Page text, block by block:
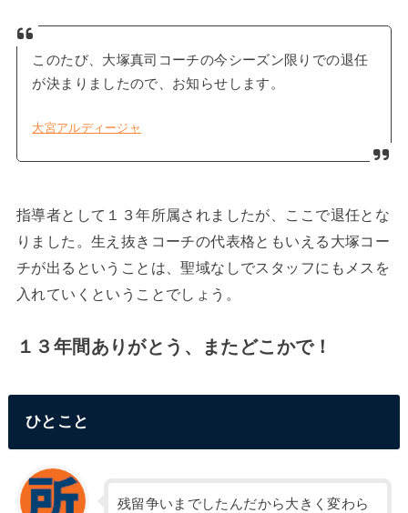
このたび、大塚真司コーチの今シーズン限りでの退任
が決まりましたので、お知らせします。
大宮アルディージャ
指導者として１３年所属されましたが、ここで退任とな
りました。生え抜きコーチの代表格ともいえる大塚コー
チが出るということは、聖域なしでスタッフにもメスを
入れていくということでしょう。
１３年間ありがとう、またどこかで！
ひとこと
残留争いまでしたんだから大きく変わら